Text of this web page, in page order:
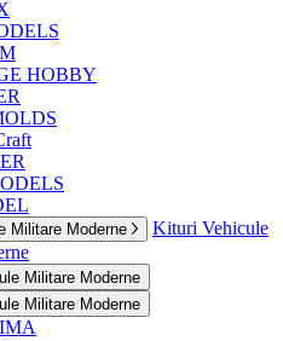
HOBBY
Militare Moderne
Kituri Vehicule
Militare Moderne
Militare Moderne